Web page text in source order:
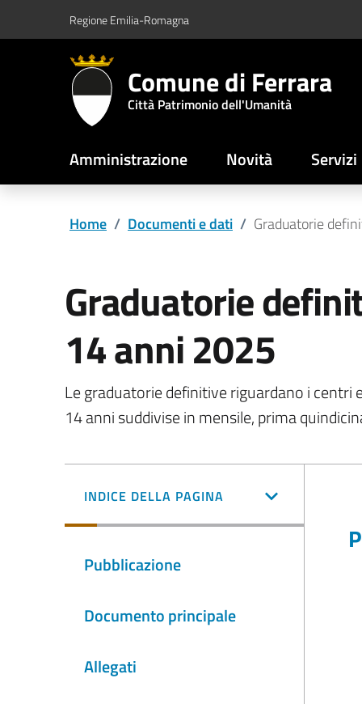
Vai al contenuto principale
Vai al footerRegione Emilia-Romagna
Comune di Ferrara
Città Patrimonio dell'Umanità
Amministrazione Novità Servizi
Home / Documenti e dati / Graduatorie
Graduatorie
14 anni 2025
Le graduatorie definitive riguardano i centri
14 anni suddivise in mensile, prima
INDICE DELLA PAGINA
Pubblicazione
Documento principale
Allegati